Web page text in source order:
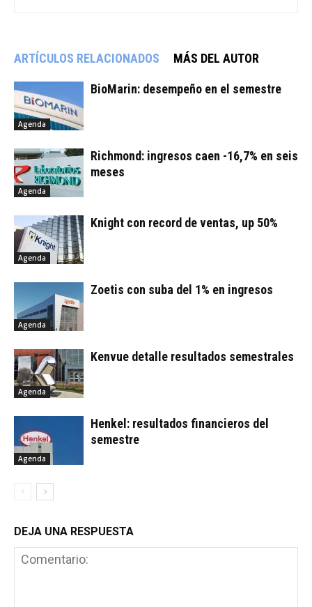
ARTÍCULOS RELACIONADOS MÁS DEL AUTOR
Agenda
BioMarin: desempeño en el semestre
Agenda
Richmond: ingresos caen -16,7% en seis
meses
Agenda
Knight con record de ventas, up 50%
Agenda
Zoetis con suba del 1% en ingresos
Agenda
Kenvue detalle resultados semestrales
Agenda
Henkel: resultados financieros del
semestre
DEJA UNA RESPUESTA